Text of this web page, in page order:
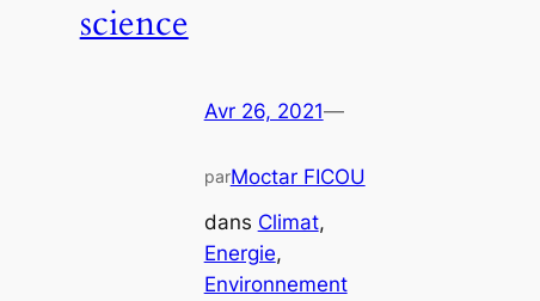
science
Avr 26, 2021—
parMoctar FICOU
dans Climat
Energie
Environnement